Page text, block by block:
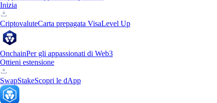
Inizia
CriptovaluteCarta prepagata VisaLevel Up
OnchainPer gli appassionati di Web3
Ottieni estensione
SwapStakeScopri le dApp